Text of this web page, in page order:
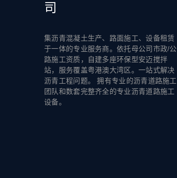
司
集沥青混凝土生产、路面施工、设备租赁
于一体的专业服务商。依托母公司市政/公
路施工资质，自建多座环保型安迈搅拌
站，服务覆盖粤港澳大湾区。一站式解决
沥青工程问题。 拥有专业的沥青道路施工
团队和数套完整齐全的专业沥青道路施工
设备。